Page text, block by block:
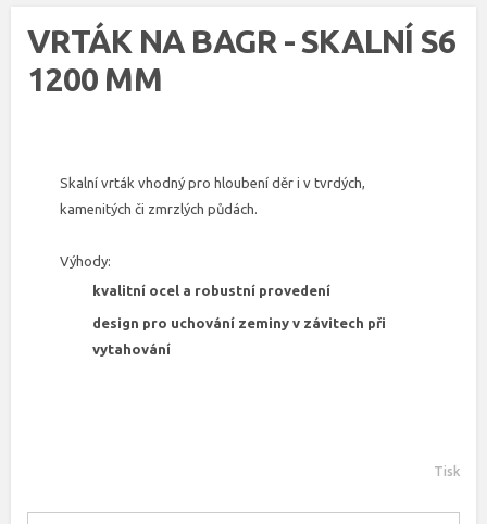
VRTÁK NA BAGR - SKALNÍ S6
1200 MM
Skalní vrták vhodný pro hloubení děr i v tvrdých,
kamenitých či zmrzlých půdách.
Výhody:
kvalitní ocel a robustní provedení
design pro uchování zeminy v závitech při
vytahování
Tisk